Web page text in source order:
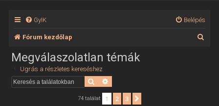
GyIK Belépés
Fórum kezdőlap
Megválaszolatlan témák
Ugrás a részletes kereséshez
Keresés
74 találat 1 2 3